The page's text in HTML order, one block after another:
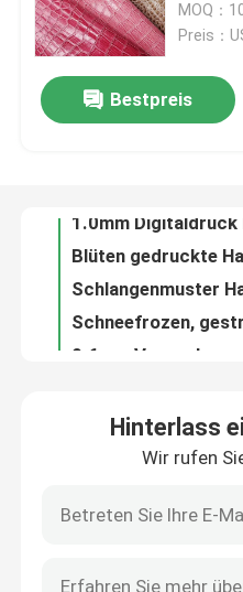
Produkte
Über uns
Qualitätskontrolle
Kontakt
Falsches Leder aus PVC
PU-Faux-Leder
Mikrofaserledermaterial
MOQ：
Preis：
Bestpreis
Hinterlass
Wir rufen